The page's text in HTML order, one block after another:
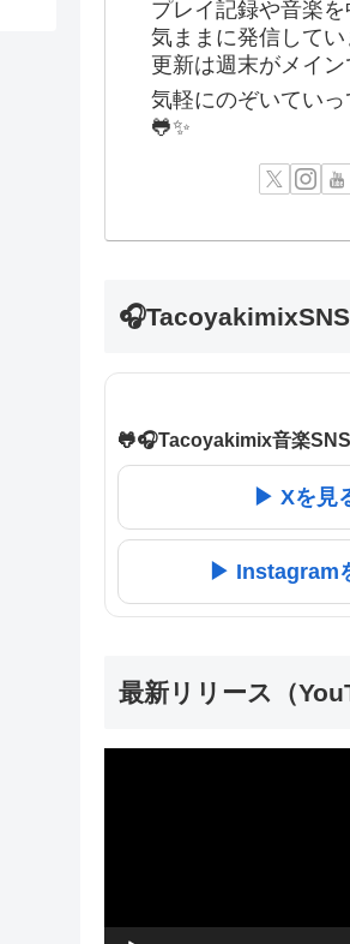
プレイ記録や音楽を
気ままに発信してい
更新は週末がメイン
気軽にのぞいてい
🐸✨
🐸🎧Tacoyakimix音楽SNS
▶ Xを見
▶ Instagram
最新リリース（